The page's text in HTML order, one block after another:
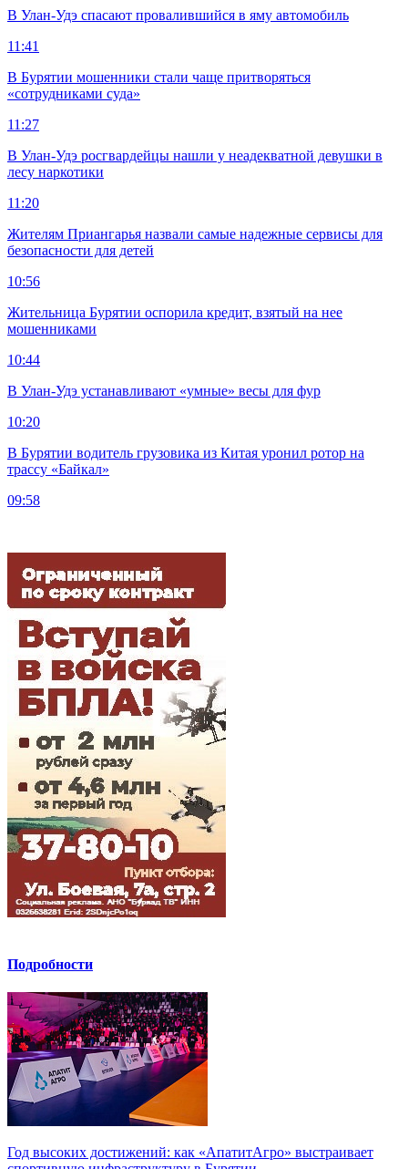
В Улан-Удэ спасают провалившийся в яму автомобиль
11:41
В Бурятии мошенники стали чаще притворяться
«сотрудниками суда»
11:27
В Улан-Удэ росгвардейцы нашли у неадекватной девушки в
лесу наркотики
11:20
Жителям Приангарья назвали самые надежные сервисы для
безопасности для детей
10:56
Жительница Бурятии оспорила кредит, взятый на нее
мошенниками
10:44
В Улан-Удэ устанавливают «умные» весы для фур
10:20
В Бурятии водитель грузовика из Китая уронил ротор на
трассу «Байкал»
09:58
Подробности
Год высоких достижений: как «АпатитАгро» выстраивает